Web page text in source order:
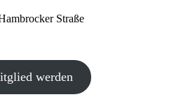
Straße
werden